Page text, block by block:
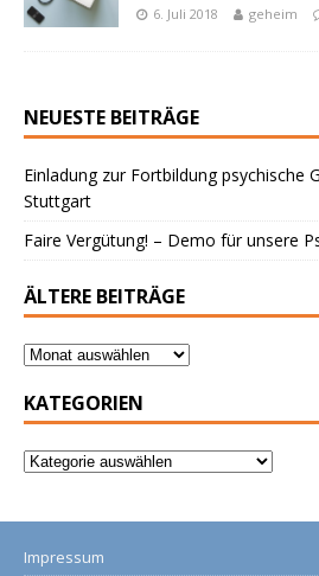
6. Juli 2018 geheim
NEUESTE BEITRÄGE
Einladung zur Fortbildung psychische
Stuttgart
Faire Vergütung! – Demo für unsere
ÄLTERE BEITRÄGE
KATEGORIEN
Impressum